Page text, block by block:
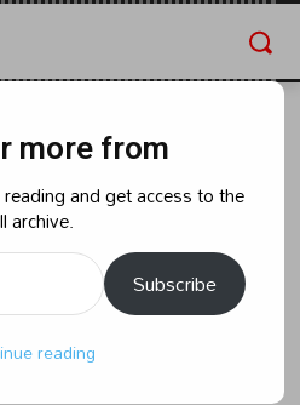
రాజకీయ
June 27, 2024 7:55 am
more from
and get access to the
archive.
Subscribe
reading